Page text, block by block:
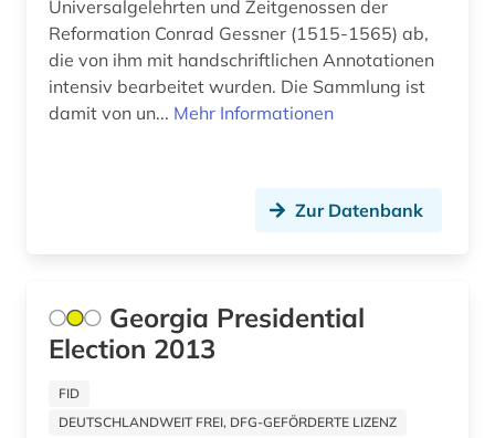
afrikaans (1)
afrikaforschung (2)
afro-amerikanische frauen (1)
Ungarn (51)
Vatikanstadt (9)
Zypern (6)
Universalgelehrten und Zeitgenossen der
Reformation Conrad Gessner (1515-1565) ab,
die von ihm mit handschriftlichen Annotationen
intensiv bearbeitet wurden. Die Sammlung ist
damit von un... Mehr Informationen
Zur Datenbank
Georgia Presidential
Election 2013
FID
DEUTSCHLANDWEIT FREI, DFG-GEFÖRDERTE LIZENZ